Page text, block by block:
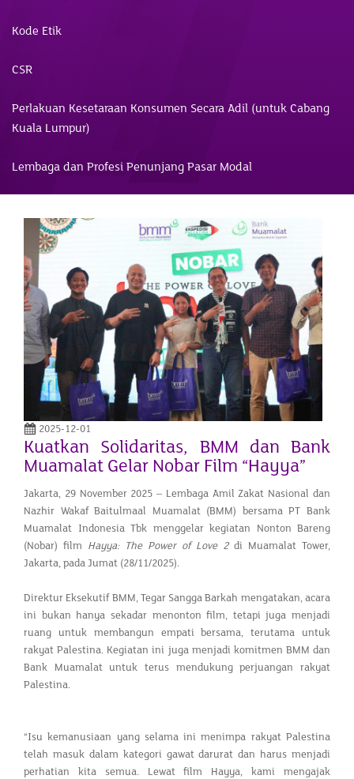
Kode Etik
CSR
Perlakuan Kesetaraan Konsumen Secara Adil (untuk Cabang
Kuala Lumpur)
Lembaga dan Profesi Penunjang Pasar Modal
2025-12-01
Kuatkan Solidaritas, BMM dan Bank
Muamalat Gelar Nobar Film “Hayya”
Jakarta, 29 November 2025 – Lembaga Amil Zakat Nasional dan
Nazhir Wakaf Baitulmaal Muamalat (BMM) bersama PT Bank
Muamalat Indonesia Tbk menggelar kegiatan Nonton Bareng
(Nobar) film Hayya: The Power of Love 2di Muamalat Tower,
Jakarta, pada Jumat (28/11/2025).
Direktur Eksekutif BMM, Tegar Sangga Barkah mengatakan, acara
ini bukan hanya sekadar menonton film, tetapi juga menjadi
ruang untuk membangun empati bersama, terutama untuk
rakyat Palestina. Kegiatan ini juga menjadi komitmen BMM dan
Bank Muamalat untuk terus mendukung perjuangan rakyat
Palestina.
“Isu kemanusiaan yang selama ini menimpa rakyat Palestina
telah masuk dalam kategori gawat darurat dan harus menjadi
perhatian kita semua. Lewat film Hayya, kami mengajak